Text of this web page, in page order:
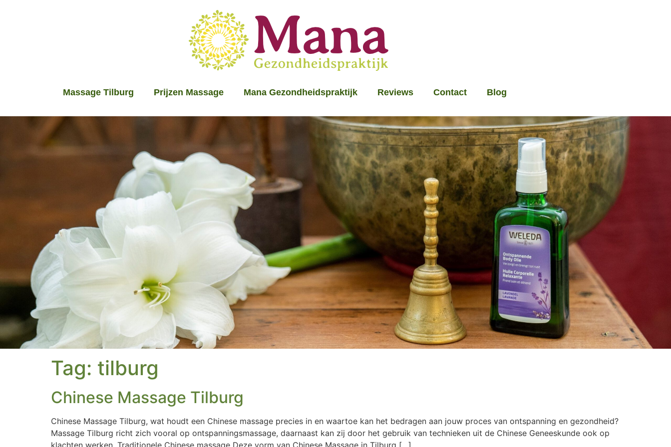
Massage Tilburg Prijzen Massage Mana Gezondheidspraktijk Reviews Contact Blog
Tag: tilburg
Chinese Massage Tilburg
Chinese Massage Tilburg, wat houdt een Chinese massage precies in en waartoe kan het bedragen aan jouw proces van ontspanning en gezondheid?
Massage Tilburg richt zich vooral op ontspanningsmassage, daarnaast kan zij door het gebruik van technieken uit de Chinese Geneeskunde ook op